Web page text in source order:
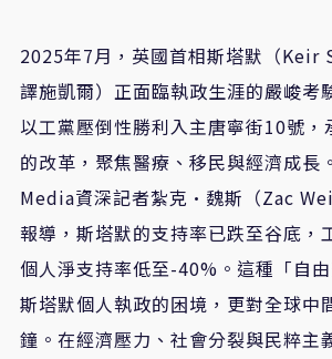
2025年7月，英國首相斯塔默（Keir
譯施凱爾）正面臨執政生涯的嚴峻考
以工黨壓倒性勝利入主唐寧街10號，
的改革，聚焦醫療、移民與經濟成長
Media資深記者紮克·魏斯（Zac
報導，斯塔默的支持率已跌至谷底，
個人淨支持率低至-40%。這種「自
斯塔默個人執政的困境，更對全球中
鐘。在經濟壓力、社會分裂與民粹主